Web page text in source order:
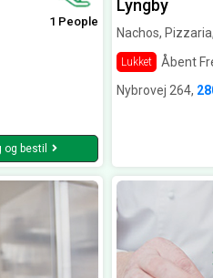
1 People
og bestil
Lyngby
Nachos,
Lukket Åbent
Nybrovej 264,